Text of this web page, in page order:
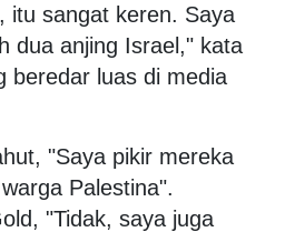
itu sangat keren. Saya
dua anjing Israel," kata
beredar luas di media
"Saya pikir mereka
Palestina".
"Tidak, saya juga